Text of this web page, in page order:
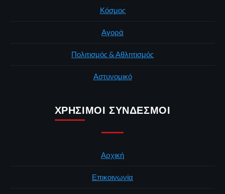
Κόσμος
Αγορά
Πολιτισμός & Αθλητισμός
Αστυνομικό
ΧΡΉΣΙΜΟΙ ΣΎΝΔΕΣΜΟΙ
Αρχική
Επικοινωνία